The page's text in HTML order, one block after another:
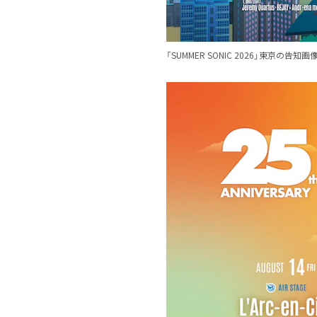
「SUMMER SONIC 2026」東京の告知画